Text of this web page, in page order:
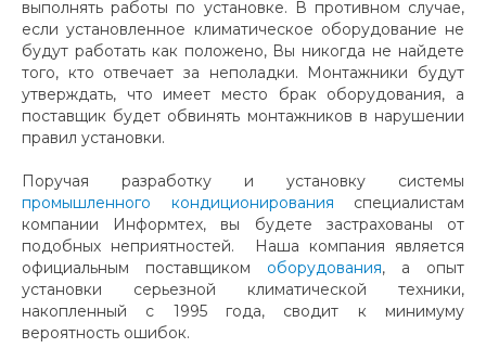
выполнять работы по установке. В противном случае,
если установленное климатическое оборудование не
будут работать как положено, Вы никогда не найдете
того, кто отвечает за неполадки. Монтажники будут
утверждать, что имеет место брак оборудования, а
поставщик будет обвинять монтажников в нарушении
правил установки.
Поручая разработку и установку системы
промышленного кондиционирования специалистам
компании Информтех, вы будете застрахованы от
подобных неприятностей. Наша компания является
официальным поставщиком оборудования, а опыт
установки серьезной климатической техники,
накопленный с 1995 года, сводит к минимуму
вероятность ошибок.